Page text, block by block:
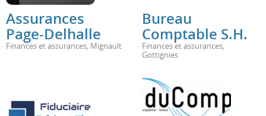
Assurances
Page-Delhalle
Finances et assurances, Mignault
Bureau
Comptable S.H.
Finances et assurances,
Gottignies